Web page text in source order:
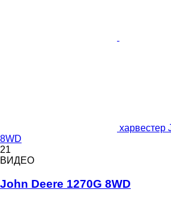
харвестер
8WD
21
ВИДЕО
John Deere 1270G 8WD